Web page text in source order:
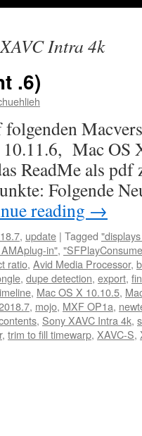
Intra 4k
.6)
Mac OS
ReadMe als pdf
Folgende
reading →
, update | Tagged
in",
ratio, Avid Media Processor,
, dupe detection, export,
, Mac OS X 10.10.5,
, mojo, MXF OP1a,
, Sony XAVC Intra 4k,
, trim to fill timewarp, XAVC-S,